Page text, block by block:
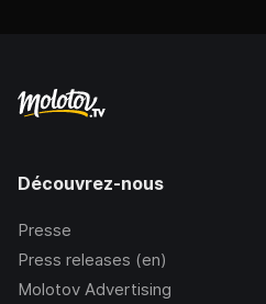
Découvrez-nous
Presse
Press releases (en)
Molotov Advertising